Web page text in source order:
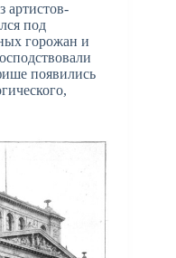
артистов-
под
горожан и
появились